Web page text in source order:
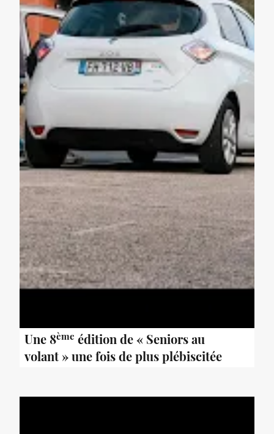
Une 8ème édition de « Seniors au
volant » une fois de plus plébiscitée